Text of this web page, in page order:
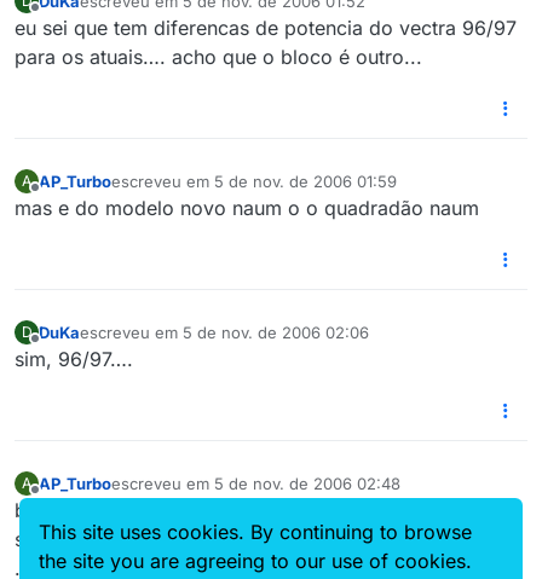
Offline última edição por
eu sei que tem diferencas de potencia do vectra 96/97
para os atuais…. acho que o bloco é outro...
A AP_Turboescreveu em 5 de nov. de 2006 01:59
última edição por
mas e do modelo novo naum o o quadradão naum
D
Offline
DuKaescreveu em 5 de nov. de 2006 02:06
última edição por
sim, 96/97….
A
Offline
AP_Turboescreveu em 5 de nov. de 2006 02:48
última edição por
bom saber naum sabia naum vou procurar informações
sobre essas diferenças e algum solber me de um toque
.
This site uses cookies. By continuing to browse
the site you are agreeing to our use of cookies.